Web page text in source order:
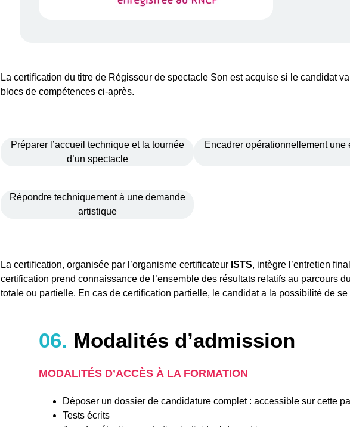
La certification du titre de Régisseur de spectacle Son est acquise si le candidat
blocs de compétences ci-après.
Préparer l’accueil technique et la tournée
d’un spectacle
Encadrer opérationnellement une
Répondre techniquement à une demande
artistique
La certification, organisée par l’organisme certificateur ISTS, intègre l’entretien
certification prend connaissance de l’ensemble des résultats relatifs au parcours
totale ou partielle. En cas de certification partielle, le candidat a la possibilité de
06. Modalités d’admission
MODALITÉS D’ACCÈS À LA FORMATION
Déposer un dossier de candidature complet : accessible sur cette
Tests écrits